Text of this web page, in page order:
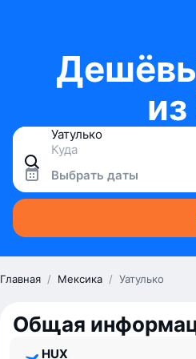
Выбрать даты
Главная / Мексика / Уатулько
Общая
HUX